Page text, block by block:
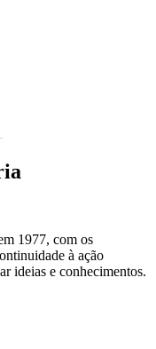
1977, com os
à ação
ideias e conhecimentos.